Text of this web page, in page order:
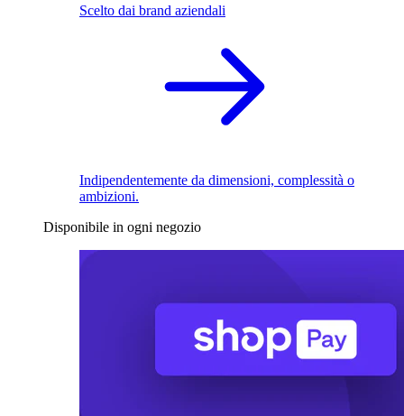
Scelto dai brand aziendali
Indipendentemente da dimensioni, complessità o
ambizioni.
Disponibile in ogni negozio